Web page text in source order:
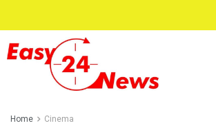
Home Cinema